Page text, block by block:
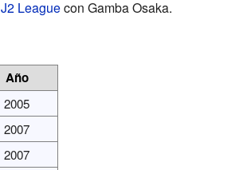
J2 Leaguecon Gamba Osaka.
Año
2005
2007
2007